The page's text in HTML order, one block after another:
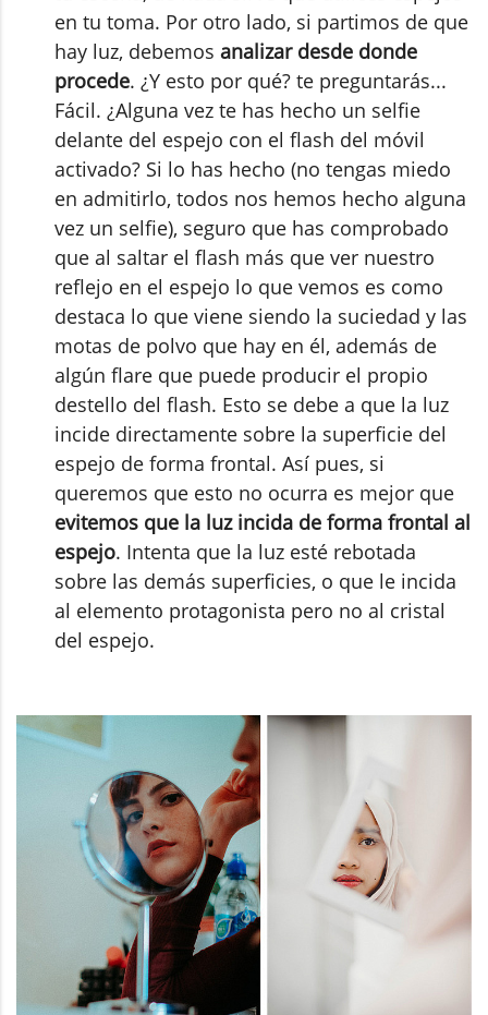
en tu toma. Por otro lado, si partimos de que
hay luz, debemos analizar desde donde
procede. ¿Y esto por qué? te preguntarás...
Fácil. ¿Alguna vez te has hecho un selfie
delante del espejo con el flash del móvil
activado? Si lo has hecho (no tengas miedo
en admitirlo, todos nos hemos hecho alguna
vez un selfie), seguro que has comprobado
que al saltar el flash más que ver nuestro
reflejo en el espejo lo que vemos es como
destaca lo que viene siendo la suciedad y las
motas de polvo que hay en él, además de
algún flare que puede producir el propio
destello del flash. Esto se debe a que la luz
incide directamente sobre la superficie del
espejo de forma frontal. Así pues, si
queremos que esto no ocurra es mejor que
evitemos que la luz incida de forma frontal al
espejo. Intenta que la luz esté rebotada
sobre las demás superficies, o que le incida
al elemento protagonista pero no al cristal
del espejo.